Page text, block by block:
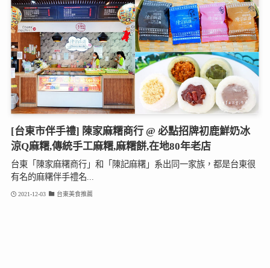
[台東市伴手禮] 陳家麻糬商行 @ 必點招牌初鹿鮮奶冰
涼Q麻糬,傳統手工麻糬,麻糬餅,在地80年老店
台東「陳家麻糬商行」和「陳記麻糬」系出同一家族，都是台東很
有名的麻糬伴手禮名...
2021-12-03 台東美食推薦